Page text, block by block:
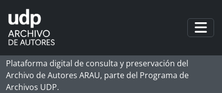
Skip to main content
Plataforma digital de consulta y preservación del
Archivo de Autores ARAU, parte del Programa de
Archivos UDP.